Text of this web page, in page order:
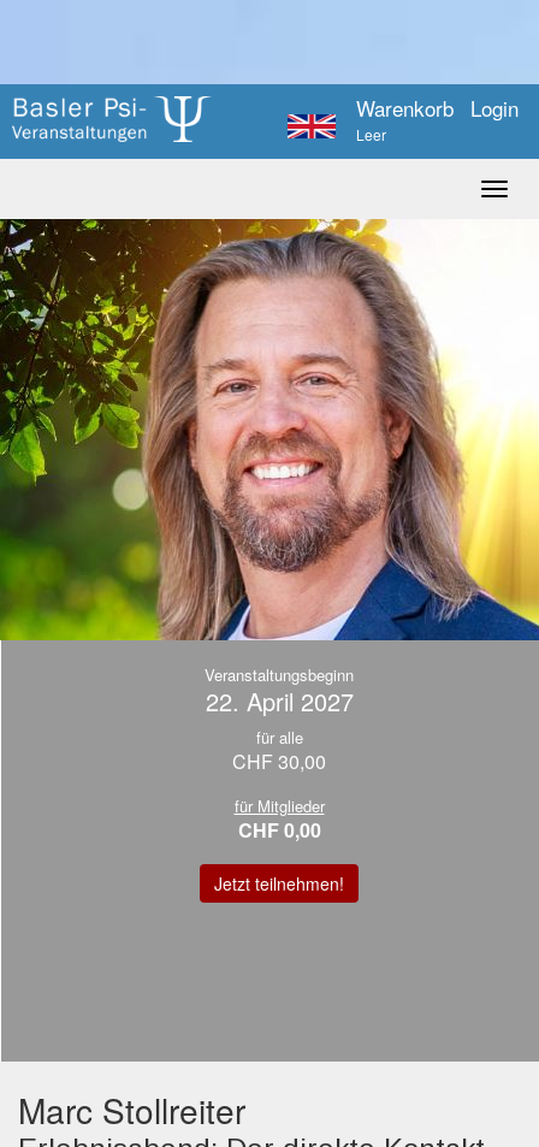
Login
Warenkorb
Leer
Veranstaltungsbeginn
22. April 2027
für alle
CHF 30,00
für Mitglieder
CHF 0,00
Jetzt teilnehmen!
Marc Stollreiter